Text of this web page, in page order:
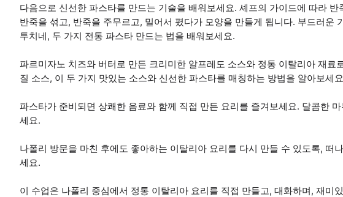
다음으로 신선한 파스타를 만드는 기술을 배워보세요. 셰프의 가이드에 따라
반죽을 섞고, 반죽을 주무르고, 밀어서 폈다가 모양을 만들게 됩니다. 부드러운
투치네, 두 가지 전통 파스타 만드는 법을 배워보세요.
파르미자노 치즈와 버터로 만든 크리미한 알프레도 소스와 정통 이탈리아 재료
질 소스, 이 두 가지 맛있는 소스와 신선한 파스타를 매칭하는 방법을 알아보세
파스타가 준비되면 상쾌한 음료와 함께 직접 만든 요리를 즐겨보세요. 달콤한
세요.
나폴리 방문을 마친 후에도 좋아하는 이탈리아 요리를 다시 만들 수 있도록, 떠
세요.
이 수업은 나폴리 중심에서 정통 이탈리아 요리를 직접 만들고, 대화하며, 재미